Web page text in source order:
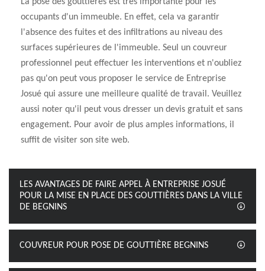
occupants d'un immeuble. En effet, cela va garantir
l'absence des fuites et des infiltrations au niveau des
surfaces supérieures de l'immeuble. Seul un couvreur
professionnel peut effectuer les interventions et n'oubliez
pas qu'on peut vous proposer le service de Entreprise
Josué qui assure une meilleure qualité de travail. Veuillez
aussi noter qu'il peut vous dresser un devis gratuit et sans
engagement. Pour avoir de plus amples informations, il
suffit de visiter son site web.
LES AVANTAGES DE FAIRE APPEL À ENTREPRISE JOSUÉ
POUR LA MISE EN PLACE DES GOUTTIÈRES DANS LA VILLE
DE BEGNINS
COUVREUR POUR POSE DE GOUTTIÈRE BEGNINS